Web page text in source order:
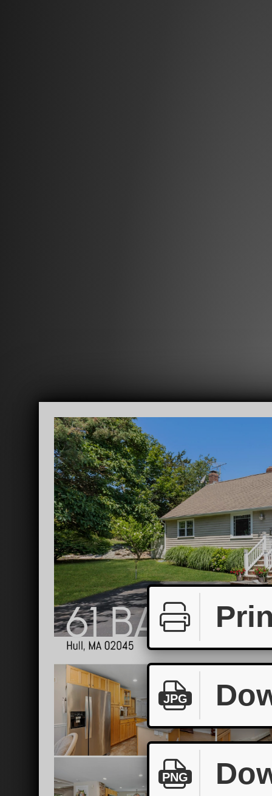
JPG
PNG